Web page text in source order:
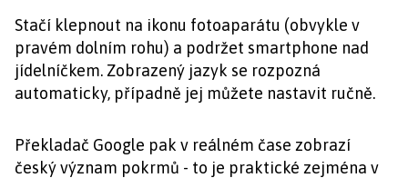
Stačí klepnout na ikonu fotoaparátu (obvykle v
pravém dolním rohu) a podržet smartphone nad
jídelníčkem. Zobrazený jazyk se rozpozná
automaticky, případně jej můžete nastavit ručně.
Překladač Google pak v reálném čase zobrazí
český význam pokrmů - to je praktické zejména v